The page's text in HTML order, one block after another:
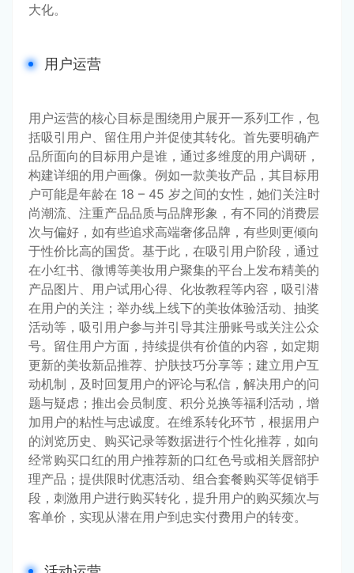
大化。
用户运营
用户运营的核心目标是围绕用户展开一系列工作，包
括吸引用户、留住用户并促使其转化。首先要明确产
品所面向的目标用户是谁，通过多维度的用户调研，
构建详细的用户画像。例如一款美妆产品，其目标用
户可能是年龄在 18 – 45 岁之间的女性，她们关注时
尚潮流、注重产品品质与品牌形象，有不同的消费层
次与偏好，如有些追求高端奢侈品牌，有些则更倾向
于性价比高的国货。基于此，在吸引用户阶段，通过
在小红书、微博等美妆用户聚集的平台上发布精美的
产品图片、用户试用心得、化妆教程等内容，吸引潜
在用户的关注；举办线上线下的美妆体验活动、抽奖
活动等，吸引用户参与并引导其注册账号或关注公众
号。留住用户方面，持续提供有价值的内容，如定期
更新的美妆新品推荐、护肤技巧分享等；建立用户互
动机制，及时回复用户的评论与私信，解决用户的问
题与疑虑；推出会员制度、积分兑换等福利活动，增
加用户的粘性与忠诚度。在维系转化环节，根据用户
的浏览历史、购买记录等数据进行个性化推荐，如向
经常购买口红的用户推荐新的口红色号或相关唇部护
理产品；提供限时优惠活动、组合套餐购买等促销手
段，刺激用户进行购买转化，提升用户的购买频次与
客单价，实现从潜在用户到忠实付费用户的转变。